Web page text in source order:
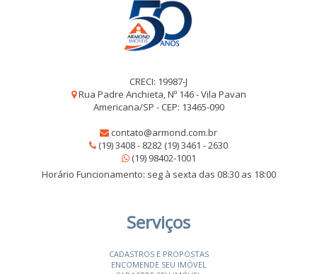
CRECI: 19987-J
Rua Padre Anchieta, Nº 146 - Vila Pavan
Americana/SP - CEP: 13465-090
contato@armond.com.br
(19) 3408 - 8282 (19) 3461 - 2630
(19) 98402-1001
Horário Funcionamento: seg à sexta das 08:30 as 18:00
Serviços
CADASTROS E PROPOSTAS
ENCOMENDE SEU IMÓVEL